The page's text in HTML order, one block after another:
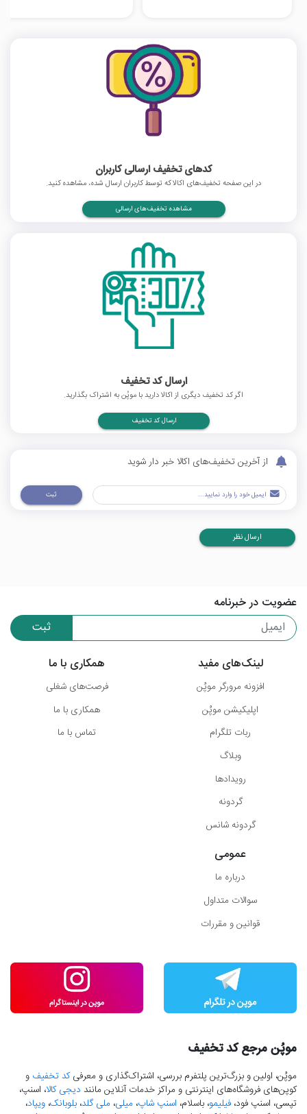
کدهای تخفیف ارسالی کاربران
در این صفحه تخفیف‌های اکالا که توسط کاربران ارسال شده، مشاهده کنید.
مشاهده تخفیف‌های ارسالی
ارسال کد تخفیف
اگر کد تخفیف دیگری از اکالا دارید با موپُن به اشتراک بگذارید.
ارسال کد تخفیف
از آخرین تخفیف‌های اکالا خبر دار شوید
ثبت
ارسال نظر
عضویت در خبرنامه
ثبت
لینک‌های مفید
افزونه مرورگر موپُن
اپلیکیشن موپُن
ربات تلگرام
وبلاگ
رویدادها
گردونه
گردونه شانس
همکاری با ما
فرصت‌های شغلی
همکاری با ما
تماس با ما
عمومی
درباره ما
سوالات متداول
قوانین و مقررات
موپُن مرجع کد تخفیف
موپُن، اولین و بزرگ‌ترین پلتفرم بررسی، اشتراک‌گذاری و معرفیکد تخفیف و
کوپن‌های فروشگاه‌های اینترنتی و مراکز خدمات آنلاین مانند دیجی کالا، اسنپ،
تپسی، اسنپ فود، فیلیمو، باسلام، اسنپ شاپ، میلی، ملی گلد، بلوبانک، ویپاد،